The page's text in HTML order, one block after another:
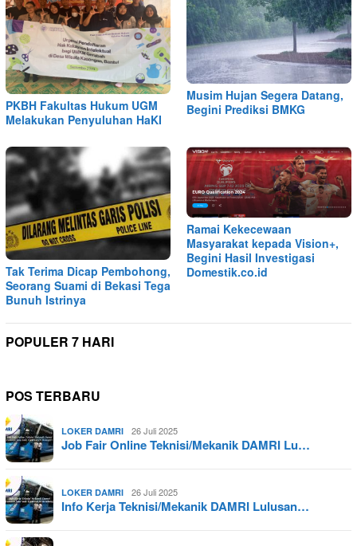
PKBH Fakultas Hukum UGM
Melakukan Penyuluhan HaKI
Musim Hujan Segera Datang,
Begini Prediksi BMKG
Tak Terima Dicap Pembohong,
Seorang Suami di Bekasi Tega
Bunuh Istrinya
Ramai Kekecewaan
Masyarakat kepada Vision+,
Begini Hasil Investigasi
Domestik.co.id
POPULER 7 HARI
POS TERBARU
LOKER DAMRI 26 Juli 2025
Job Fair Online Teknisi/Mekanik DAMRI Lu…
LOKER DAMRI 26 Juli 2025
Info Kerja Teknisi/Mekanik DAMRI Lulusan…